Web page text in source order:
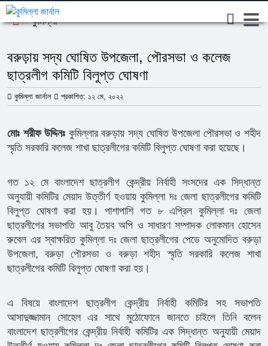
কুমিল্লা
বরুড়ায় সদ্য ঘোষিত উপজেলা, পৌরসভা ও কলেজ
ছাত্রলীগ কমিটি বিলুপ্ত ঘোষণা
কুমিল্লা জার্নাল প্রকাশিত: ১২ মে, ২০২২
মোঃ শরীফ উদ্দিনঃ কুমিল্লার বরুড়ায় সদ্য ঘোষিত উপজেলা পৌরসভা ও শহীদ
স্মৃতি সরকারি কলেজ শাখা ছাত্রলীগের কমিটি বিলুপ্ত ঘোষণা করা হয়েছে।
গত ১২ মে বাংলাদেশ ছাত্রলীগ কেন্দ্রীয় নির্বাহী সংসদের এক সিদ্ধান্ত
অনুযায়ী কমিটির মেয়াদ উত্তীর্ণ হওয়ায় কুমিল্লা দঃ জেলা ছাত্রলীগের কমিটি
বিলুপ্ত ঘোষণা করা হয়। পাশাপাশি গত ৮ এপ্রিল কুমিল্লা দঃ জেলা
ছাত্রলীগের সভাপতি আবু তৈয়ব অপি ও সাধারণ সম্পাদক লোকমান হোসেন
রুবেল এর স্বাক্ষরিত কুমিল্লা দঃ জেলা ছাত্রলীগের পেডে অনুমোদিত বরুড়া
উপজেলা, বরুড়া পৌরসভা ও বরুড়া শহীদ স্মৃতি সরকারি কলেজ শাখা
ছাত্রলীগের কমিটি বিলুপ্ত ঘোষণা করা হয়।
এ বিষয়ে বাংলাদেশ ছাত্রলীগ কেন্দ্রীয় নির্বাহী কমিটির সহ সভাপতি
আসাদুজ্জামান সোহেল এর সাথে মুঠোফোনে জানতে চাইলে তিনি বলেন
বাংলাদেশ ছাত্রলীগের কেন্দ্রীয় নির্বাহী কমিটির এক সিদ্ধান্ত অনুযায়ী মেয়াদ